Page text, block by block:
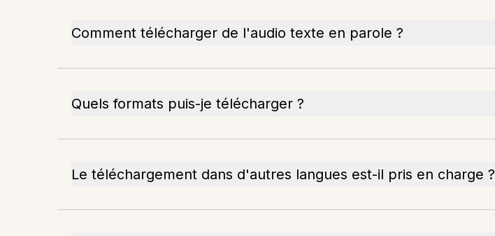
Comment télécharger de l'audio texte en parole ?
Quels formats puis-je télécharger ?
Le téléchargement dans d'autres langues est-il pris en charge ?